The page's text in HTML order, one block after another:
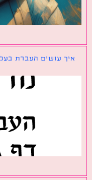
עושים העברת בעלות